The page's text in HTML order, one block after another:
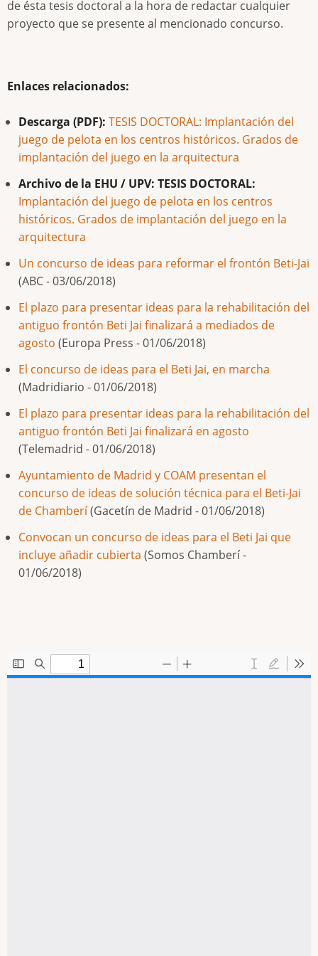
de ésta tesis doctoral a la hora de redactar cualquier
proyecto que se presente al mencionado concurso.
Enlaces relacionados:
Descarga (PDF): TESIS DOCTORAL: Implantación del
juego de pelota en los centros históricos. Grados de
implantación del juego en la arquitectura
Archivo de la EHU / UPV: TESIS DOCTORAL:
Implantación del juego de pelota en los centros
históricos. Grados de implantación del juego en la
arquitectura
Un concurso de ideas para reformar el frontón Beti-Jai
(ABC - 03/06/2018)
El plazo para presentar ideas para la rehabilitación del
antiguo frontón Beti Jai finalizará a mediados de
agosto (Europa Press - 01/06/2018)
El concurso de ideas para el Beti Jai, en marcha
(Madridiario - 01/06/2018)
El plazo para presentar ideas para la rehabilitación del
antiguo frontón Beti Jai finalizará en agosto
(Telemadrid - 01/06/2018)
Ayuntamiento de Madrid y COAM presentan el
concurso de ideas de solución técnica para el Beti-Jai
de Chamberí(Gacetín de Madrid - 01/06/2018)
Convocan un concurso de ideas para el Beti Jai que
incluye añadir cubierta (Somos Chamberí -
01/06/2018)